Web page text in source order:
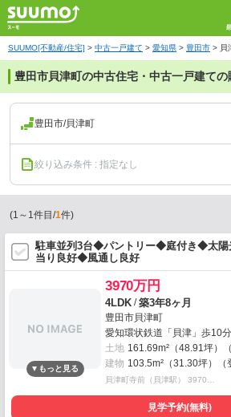
SUUMO[不動産/住宅] > 中古一戸建て > 愛知県 > 豊田市 > 貝
豊田市貝津町の中古住宅・中古一戸建て
豊田市/貝津町
絞り込み条件 : 指定なし
(1 ～ 1件目/1件)
駐車並列3台◆パントリー◆庭付き◆太
当り良好◆風通し良好
3970万円
4LDK /築3年8ヶ月
豊田市貝津町
愛知環状鉄道「貝津」歩10分
土地 161.69m²（48.91坪）（
建物 103.5m²（31.30坪）（
貝津町寺前（貝津駅） 3970…
見学予約(無料)